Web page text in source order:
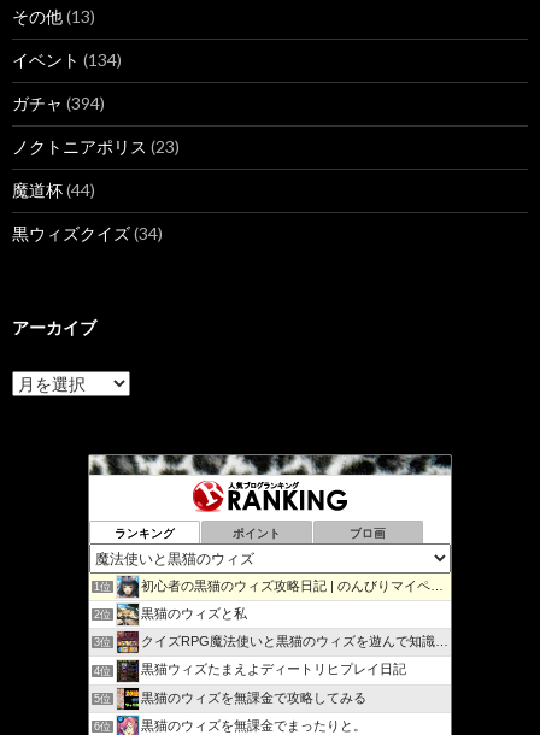
その他(13)
イベント (134)
ガチャ (394)
ノクトニアポリス (23)
魔道杯(44)
黒ウィズクイズ(34)
アーカイブ
ア
ー
ランキング ポイント ブロ画
1位 初心者の黒猫のウィズ攻略日記 | のんびりマイペースで攻略…
2位 黒猫のウィズと私
3位 クイズRPG魔法使いと黒猫のウィズを遊んで知識を増やそう
4位 黒猫ウィズたまえよディートリヒプレイ日記
5位 黒猫のウィズを無課金で攻略してみる
6位 黒猫のウィズを無課金でまったりと。